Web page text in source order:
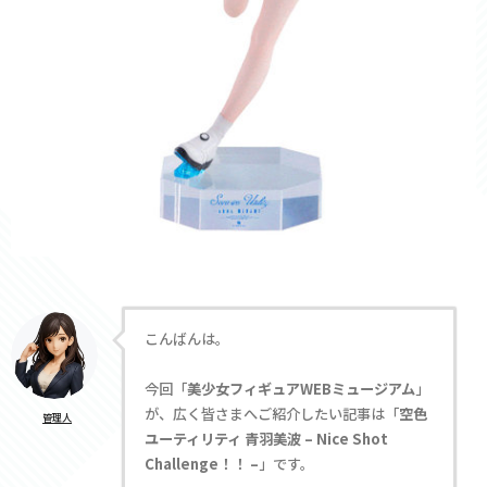
管理人
こんばんは。
今回「美少女フィギュアWEBミュージアム 」
が、広く皆さまへご紹介したい記事は「空色
ユーティリティ 青羽美波 – Nice Shot
Challenge！！ – 」です。